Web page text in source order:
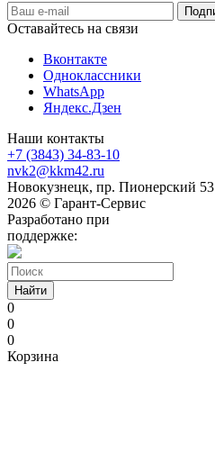
Оставайтесь на связи
Вконтакте
Одноклассники
WhatsApp
Яндекс.Дзен
Наши контакты
+7 (3843) 34-83-10
nvk2@kkm42.ru
Новокузнецк, пр. Пионерский 53
2026 © Гарант-Сервис
Разработано при
поддержке:
Найти
0
0
0
Корзина